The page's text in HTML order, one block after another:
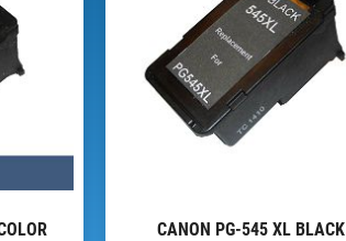
CANON PG-545 XL BLACK